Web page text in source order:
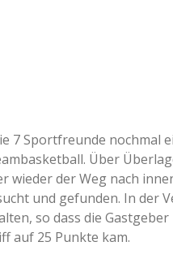
7 Sportfreunde nochmal
Über
wieder der Weg nach
und gefunden. In der
so dass die
auf 25 Punkte kam.